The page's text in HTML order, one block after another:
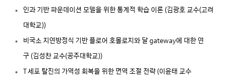
인과 기반 파운데이션 모델을 위한 통계적 학습 이론 (김광호 교수(고려
대학교))
비국소 지연방정식 기반 플로어 호몰로지와 달 gateway에 대한 연
구 (김성찬 교수(공주대학교))
T 세포 탈진의 가역성 회복을 위한 면역 조절 전략 (이윤태 교수